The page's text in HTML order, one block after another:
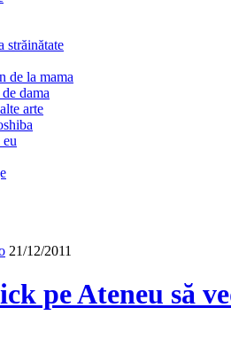
străinătate
de la mama
dama
arte
21/12/2011
pe Ateneu să